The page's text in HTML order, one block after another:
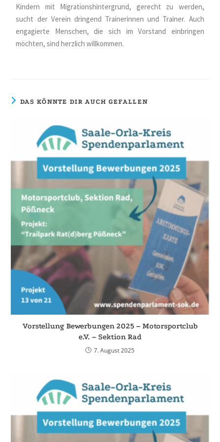
Kindern mit Migrationshintergrund, gerecht zu werden,
sucht der Verein dringend Trainerinnen und Trainer. Auch
engagierte Menschen, die sich im Vorstand einbringen
möchten, sind herzlich willkommen.
DAS KÖNNTE DIR AUCH GEFALLEN
Vorstellung Bewerbungen 2025 – Motorsportclub
e.V. – Sektion Rad
7. August 2025